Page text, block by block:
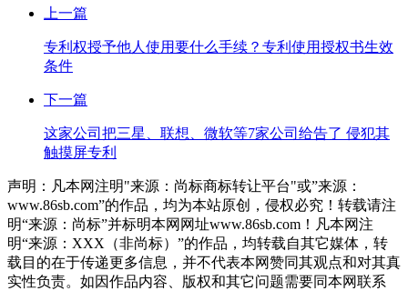
上一篇
专利权授予他人使用要什么手续？专利使用授权书生效
条件
下一篇
这家公司把三星、联想、微软等7家公司给告了 侵犯其
触摸屏专利
声明：凡本网注明"来源：尚标商标转让平台"或”来源：
www.86sb.com”的作品，均为本站原创，侵权必究！转载请注
明“来源：尚标”并标明本网网址www.86sb.com！凡本网注
明“来源：XXX（非尚标）”的作品，均转载自其它媒体，转
载目的在于传递更多信息，并不代表本网赞同其观点和对其真
实性负责。如因作品内容、版权和其它问题需要同本网联系